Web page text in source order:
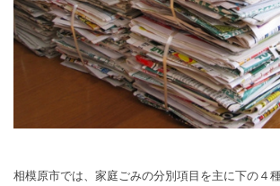
相模原市では、家庭ごみの分別項目を主に下の４